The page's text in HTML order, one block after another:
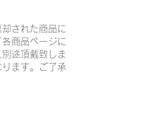
された商品に
商品ページに
途頂戴致しま
ます。ご了承